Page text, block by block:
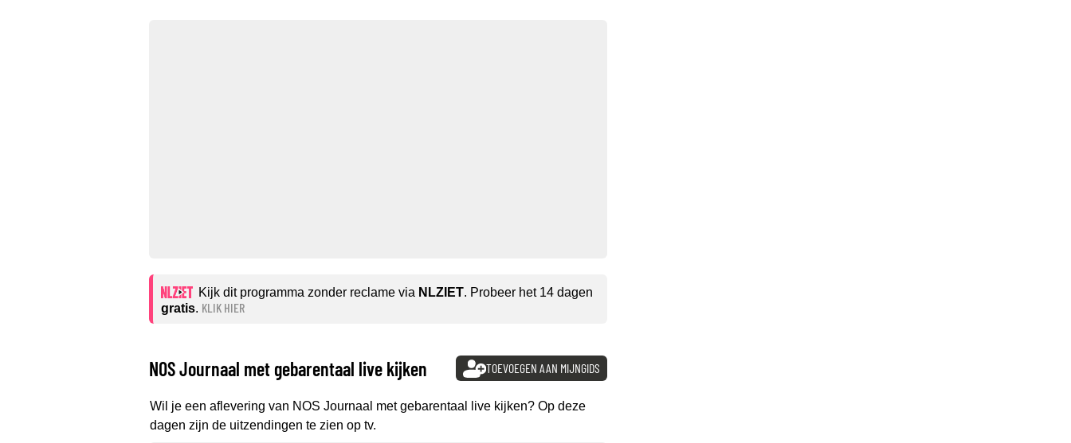
Kijk dit programma zonder reclame via NLZIET. Probeer het 14 dagen
gratis. KLIK HIER
NOS Journaal met gebarentaal live kijken TOEVOEGEN AAN MIJNGIDS
Wil je een aflevering van NOS Journaal met gebarentaal live kijken? Op deze
dagen zijn de uitzendingen te zien op tv.